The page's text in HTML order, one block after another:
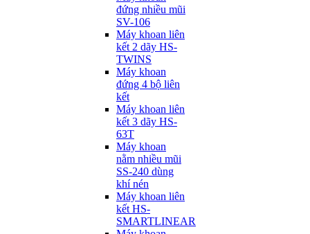
đứng nhiều mũi
SV-106
Máy khoan liên
kết 2 dãy HS-
TWINS
Máy khoan
đứng 4 bộ liên
kết
Máy khoan liên
kết 3 dãy HS-
63T
Máy khoan
nằm nhiều mũi
SS-240 dùng
khí nén
Máy khoan liên
kết HS-
SMARTLINEAR